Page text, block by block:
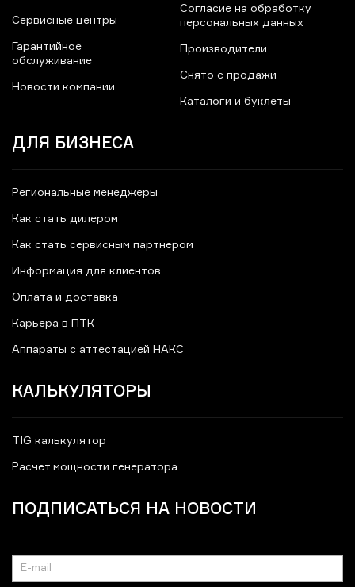
Сервисные центры
Гарантийное
обслуживание
Новости компании
Согласие на обработку
персональных данных
Производители
Снято с продажи
Каталоги и буклеты
ДЛЯ БИЗНЕСА
Региональные менеджеры
Как стать дилером
Как стать сервисным партнером
Информация для клиентов
Оплата и доставка
Карьера в ПТК
Аппараты с аттестацией НАКС
КАЛЬКУЛЯТОРЫ
TIG калькулятор
Расчет мощности генератора
ПОДПИСАТЬСЯ НА НОВОСТИ